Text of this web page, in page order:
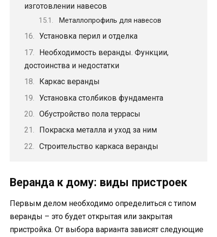
изготовлении навесов
Металлопрофиль для навесов
Установка перил и отделка
Необходимость веранды. Функции,
достоинства и недостатки
Каркас веранды
Установка столбиков фундамента
Обустройство пола террасы
Покраска металла и уход за ним
Строительство каркаса веранды
Веранда к дому: виды пристроек
Первым делом необходимо определиться с типом
веранды – это будет открытая или закрытая
пристройка. От выбора варианта зависят следующие